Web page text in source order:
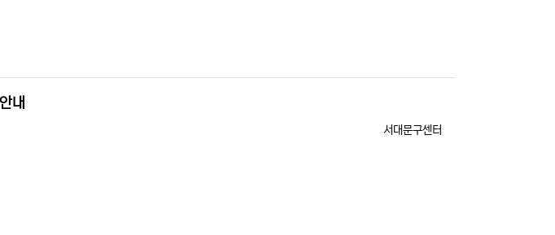
내
등록자
서대문구센터